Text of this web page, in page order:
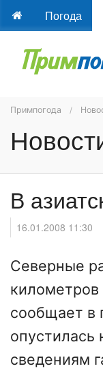
Погода
Примпогода
В
16.01.2008 11:30
Северные
сообщает в
опустилась
сведениям